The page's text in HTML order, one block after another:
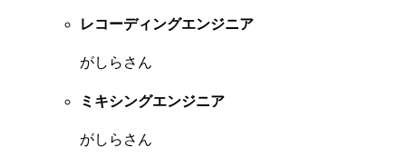
レコーディングエンジニア
がしらさん
ミキシングエンジニア
がしらさん